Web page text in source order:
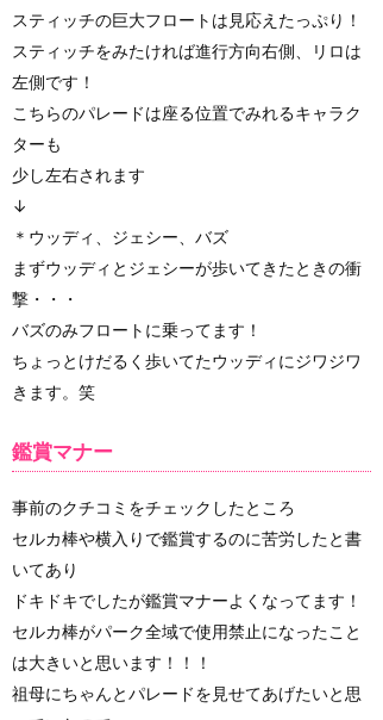
スティッチの巨大フロートは見応えたっぷり！
スティッチをみたければ進行方向右側、リロは
左側です！
こちらのパレードは座る位置でみれるキャラク
ターも
少し左右されます
↓
＊ウッディ、ジェシー、バズ
まずウッディとジェシーが歩いてきたときの衝
撃・・・
バズのみフロートに乗ってます！
ちょっとけだるく歩いてたウッディにジワジワ
きます。笑
鑑賞マナー
事前のクチコミをチェックしたところ
セルカ棒や横入りで鑑賞するのに苦労したと書
いてあり
ドキドキでしたが鑑賞マナーよくなってます！
セルカ棒がパーク全域で使用禁止になったこと
は大きいと思います！！！
祖母にちゃんとパレードを見せてあげたいと思